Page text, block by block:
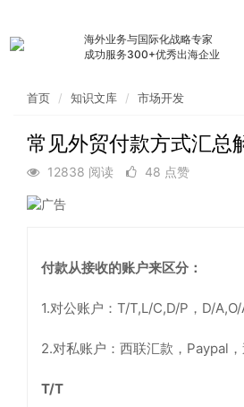
海外业务与国际化战略专家
成功服务300+优秀出海企业
首页 知识文库 市场开发
常见外贸付款方式汇总
12838 阅读 48 点赞
付款从接收的账户来区分：
1.对公账户：T/T,L/C,D/P，D/
2.对私账户：西联汇款，Paypal
T/T